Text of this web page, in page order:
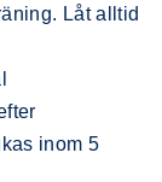
Låt alltid
inom 5